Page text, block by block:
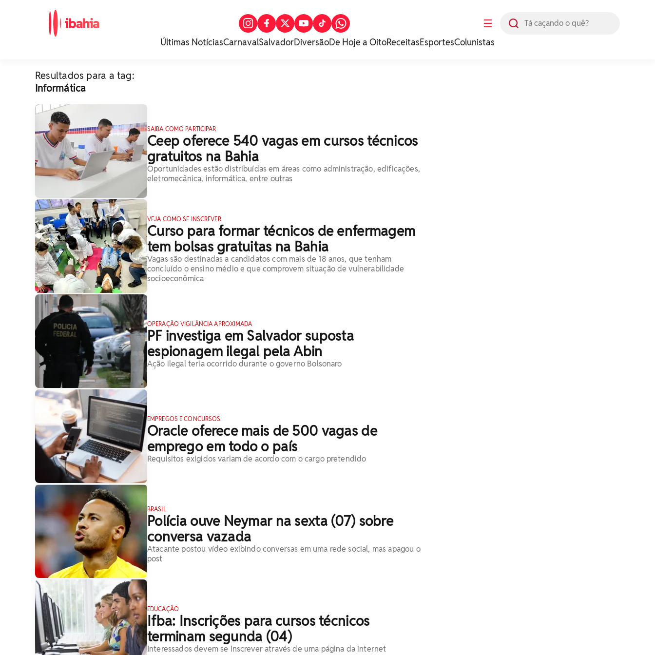
☰
Últimas NotíciasCarnavalSalvadorDiversãoDe Hoje a OitoReceitasEsportesColunistas
Resultados para a tag:
Informática
SAIBA COMO PARTICIPAR
Ceep oferece 540 vagas em cursos técnicos
gratuitos na Bahia
Oportunidades estão distribuídas em áreas como administração, edificações,
eletromecânica, informática, entre outras
VEJA COMO SE INSCREVER
Curso para formar técnicos de enfermagem
tem bolsas gratuitas na Bahia
Vagas são destinadas a candidatos com mais de 18 anos, que tenham
concluído o ensino médio e que comprovem situação de vulnerabilidade
socioeconômica
OPERAÇÃO VIGILÂNCIA APROXIMADA
PF investiga em Salvador suposta
espionagem ilegal pela Abin
Ação ilegal teria ocorrido durante o governo Bolsonaro
EMPREGOS E CONCURSOS
Oracle oferece mais de 500 vagas de
emprego em todo o país
Requisitos exigidos variam de acordo com o cargo pretendido
BRASIL
Polícia ouve Neymar na sexta (07) sobre
conversa vazada
Atacante postou vídeo exibindo conversas em uma rede social, mas apagou o
post
EDUCAÇÃO
Ifba: Inscrições para cursos técnicos
terminam segunda (04)
Interessados devem se inscrever através de uma página da internet